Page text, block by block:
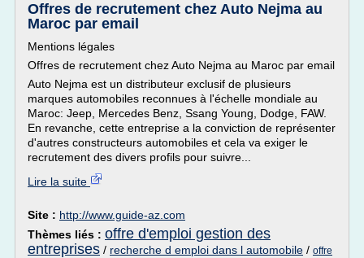
Offres de recrutement chez Auto Nejma au
Maroc par email
Mentions légales
Offres de recrutement chez Auto Nejma au Maroc par email
Auto Nejma est un distributeur exclusif de plusieurs
marques automobiles reconnues à l'échelle mondiale au
Maroc: Jeep, Mercedes Benz, Ssang Young, Dodge, FAW.
En revanche, cette entreprise a la conviction de représenter
d'autres constructeurs automobiles et cela va exiger le
recrutement des divers profils pour suivre...
Lire la suite
Site : http://www.guide-az.com
Thèmes liés : offre d'emploi gestion des
entreprises / recherche d emploi dans l automobile / offre